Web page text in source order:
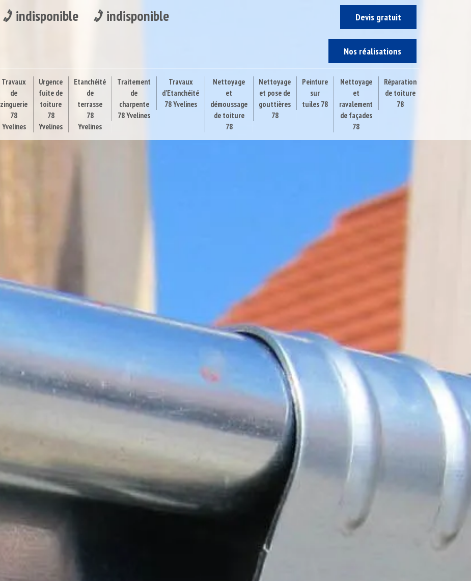
indisponible indisponible Devis gratuit
Nos réalisations
Travaux
de
zinguerie
78
Yvelines
Urgence
fuite de
toiture
78
Yvelines
Etanchéité
de
terrasse
78
Yvelines
Traitement
de
charpente
78 Yvelines
Travaux
d'Etanchéité
78 Yvelines
Nettoyage
et
démoussage
de toiture
78
Nettoyage
et pose de
gouttières
78
Peinture
sur
tuiles 78
Nettoyage
et
ravalement
de façades
78
Réparation
de toiture
78